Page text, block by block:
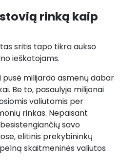
rinką kaip
sritis tapo tikra aukso
ieškotojams.
milijardo asmenų dabar
Be to, pasaulyje milijonai
valiutomis per
rinkas. Nepaisant
savo
elitinis prekybininkų
skaitmeninės valiutos